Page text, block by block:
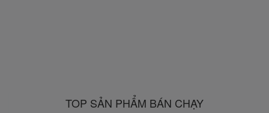
TOP SẢN PHẨM BÁN CHẠY